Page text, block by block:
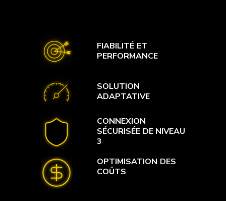
FIABILITÉ ET
PERFORMANCE
SOLUTION
ADAPTATIVE
CONNEXION
SÉCURISÉE DE NIVEAU
3
OPTIMISATION DES
COÛTS